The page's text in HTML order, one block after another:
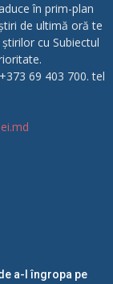
în prim-plan
de ultimă oră te
cu Subiectul
69 403 700. tel
a-l îngropa pe